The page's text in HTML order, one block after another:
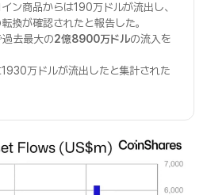
ン商品からは190万ドルが流出し、
換が確認されたと報告した。
去最大の2億8900万ドルの流入を
万ドルが流出したと集計された